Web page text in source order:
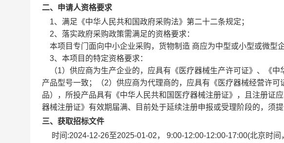
二、申请人资格要求
1、满足《中华人民共和国政府采购法》第二十二条规定；
2、落实政府采购政策需满足的资格要求：
本项目专门面向中小企业采购，货物制造 商应为中型或小型或微型企
3、本项目的特定资格要求：
（1）供应商为生产企业的，应具有《医疗器械生产许可证》、《
产品型号一致；（2）供应商为代理商的，应具有《医疗器械经营许
品），所投产品具有《中华人民共和国医疗器械注册证》，且注册证
器械注册证》有效期届满、目前处于延续注册申报或受理阶段的，须提
三、获取招标文件
时间:2024-12-26至2025-01-02， 9:00-12:00-12:00-17:00(北京时间